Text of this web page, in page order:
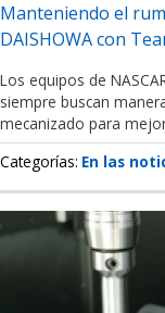
Manteniendo el
DAISHOWA con
Los equipos de
siempre buscan
mecanizado para
Categorías En las